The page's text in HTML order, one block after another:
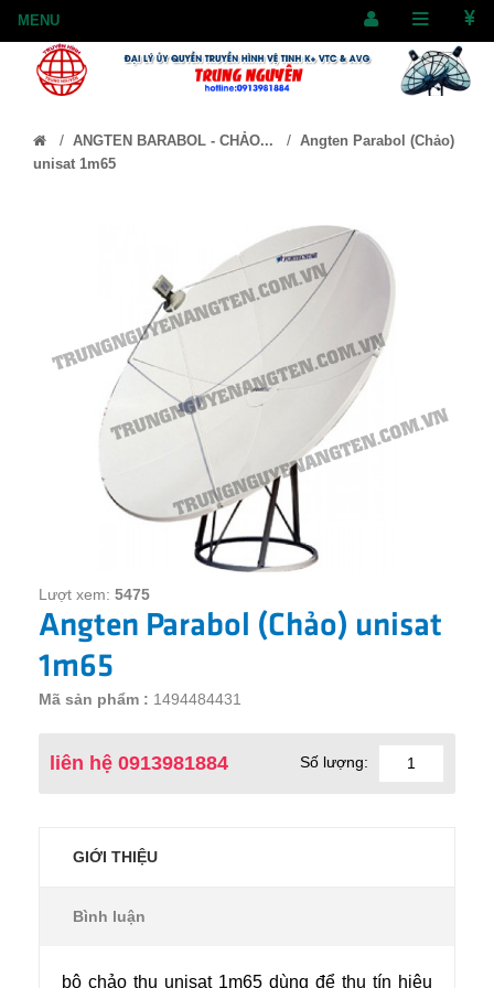
/ ANGTEN BARABOL - CHẢO... / Angten Parabol (Chảo)
unisat 1m65
Lượt xem: 5475
Angten Parabol (Chảo) unisat
1m65
Mã sản phẩm : 1494484431
liên hệ 0913981884 Số lượng:
GIỚI THIỆU
Bình luận
bộ chảo thu unisat 1m65 dùng để thu tín hiệu